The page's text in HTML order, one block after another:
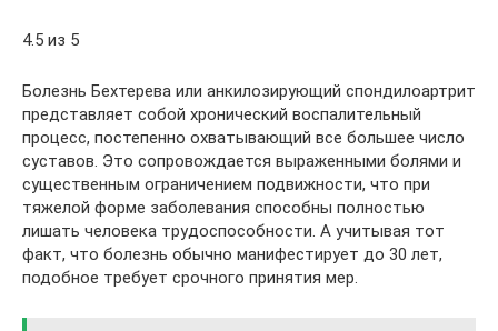
4.5 из 5
Болезнь Бехтерева или анкилозирующий спондилоартрит
представляет собой хронический воспалительный
процесс, постепенно охватывающий все большее число
суставов. Это сопровождается выраженными болями и
существенным ограничением подвижности, что при
тяжелой форме заболевания способны полностью
лишать человека трудоспособности. А учитывая тот
факт, что болезнь обычно манифестирует до 30 лет,
подобное требует срочного принятия мер.